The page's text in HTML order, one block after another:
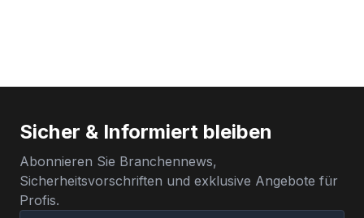
Sicher & Informiert bleiben
Abonnieren Sie Branchennews,
Sicherheitsvorschriften und exklusive Angebote für
Profis.